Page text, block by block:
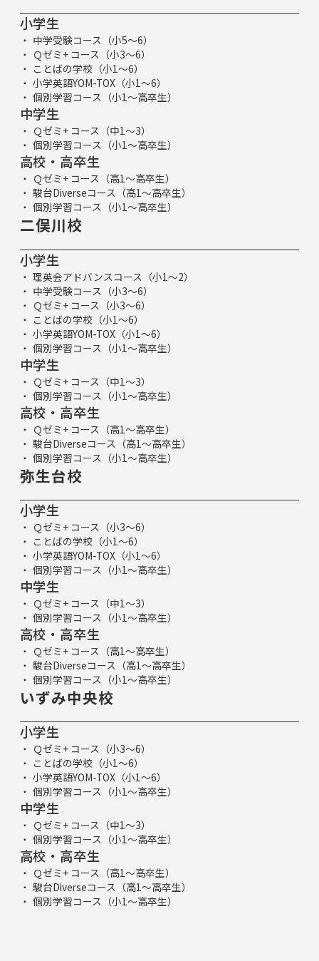
小学生
中学受験コース（小5～6）
Ｑゼミ+ コース（小3～6）
ことばの学校（小1～6）
小学英語YOM-TOX（小1～6）
個別学習コース（小1～高卒生）
中学生
Ｑゼミ+ コース（中1～3）
個別学習コース（小1～高卒生）
高校・高卒生
Ｑゼミ+ コース（高1～高卒生）
駿台Diverseコース（高1～高卒生）
個別学習コース（小1～高卒生）
二俣川校
小学生
理英会アドバンスコース（小1～2）
中学受験コース（小3～6）
Ｑゼミ+ コース（小3～6）
ことばの学校（小1～6）
小学英語YOM-TOX（小1～6）
個別学習コース（小1～高卒生）
中学生
Ｑゼミ+ コース（中1～3）
個別学習コース（小1～高卒生）
高校・高卒生
Ｑゼミ+ コース（高1～高卒生）
駿台Diverseコース（高1～高卒生）
個別学習コース（小1～高卒生）
弥生台校
小学生
Ｑゼミ+ コース（小3～6）
ことばの学校（小1～6）
小学英語YOM-TOX（小1～6）
個別学習コース（小1～高卒生）
中学生
Ｑゼミ+ コース（中1～3）
個別学習コース（小1～高卒生）
高校・高卒生
Ｑゼミ+ コース（高1～高卒生）
駿台Diverseコース（高1～高卒生）
個別学習コース（小1～高卒生）
いずみ中央校
小学生
Ｑゼミ+ コース（小3～6）
ことばの学校（小1～6）
小学英語YOM-TOX（小1～6）
個別学習コース（小1～高卒生）
中学生
Ｑゼミ+ コース（中1～3）
個別学習コース（小1～高卒生）
高校・高卒生
Ｑゼミ+ コース（高1～高卒生）
駿台Diverseコース（高1～高卒生）
個別学習コース（小1～高卒生）